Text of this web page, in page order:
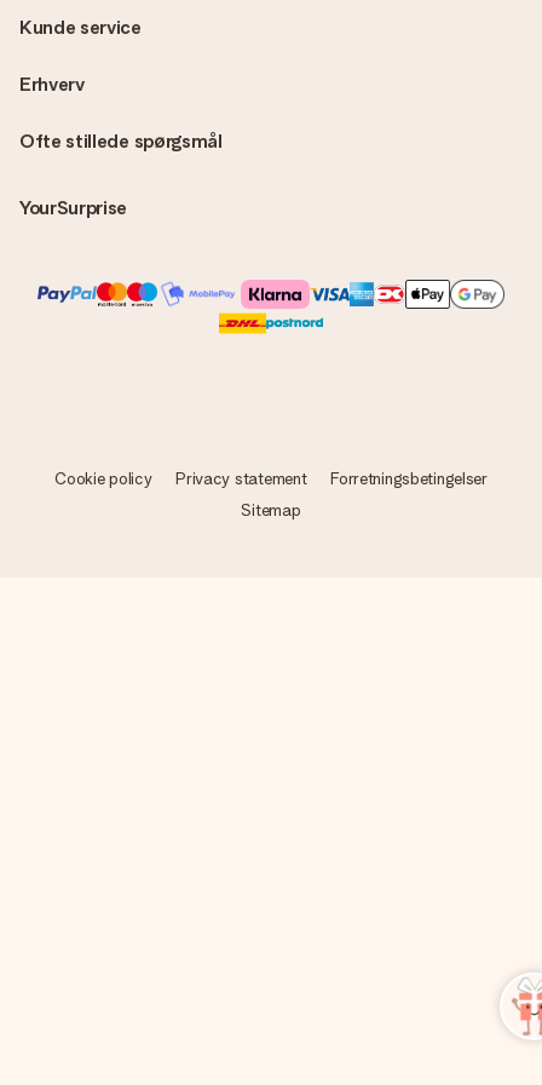
Ofte stillede spørgsmål
YourSurprise
Kunde service
Erhverv
Cookie policy Privacy statement
Forretningsbetingelser
Sitemap